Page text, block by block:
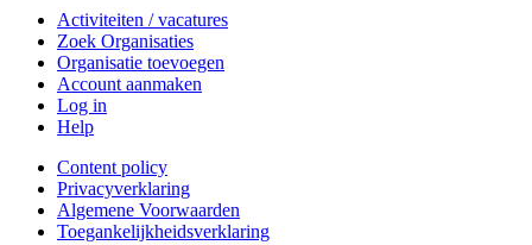
Activiteiten / vacatures
Zoek Organisaties
Organisatie toevoegen
Account aanmaken
Log in
Help
Content policy
Privacyverklaring
Algemene Voorwaarden
Toegankelijkheidsverklaring